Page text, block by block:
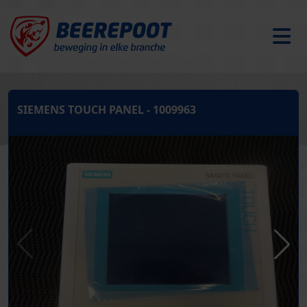
SIEMENS TOUCH PANEL - 1009963